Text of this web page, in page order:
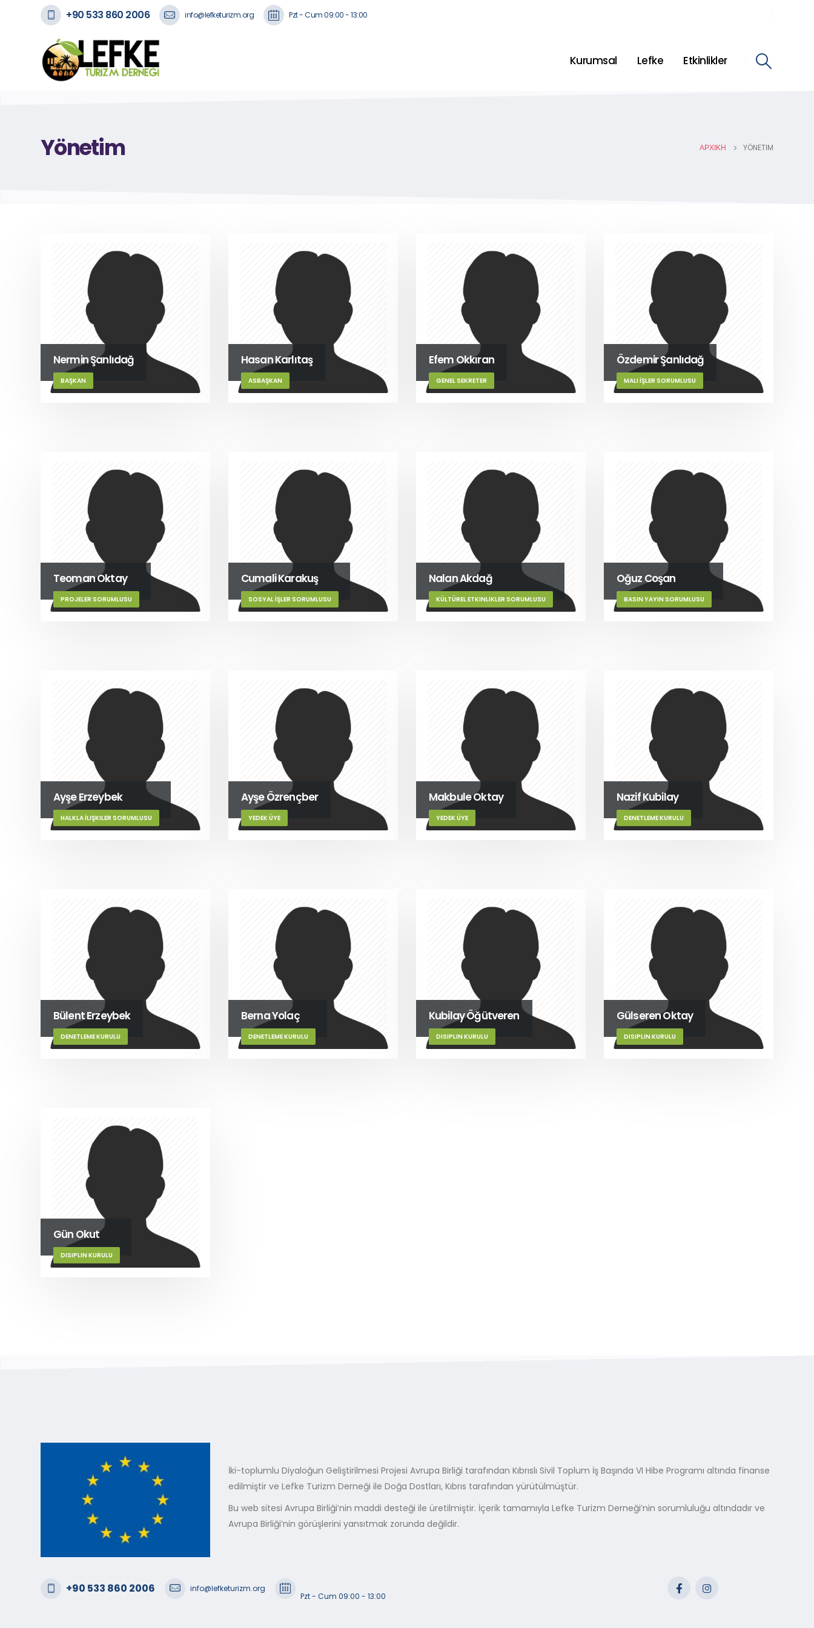
+90 533 860 2006 info@lefketurizm.org Pzt - Cum 09:00 - 13:00
Kurumsal Lefke Etkinlikler
Yönetim ΑΡΧΙΚΉ YÖNETIM
Nermin Şanlıdağ
BAŞKAN
Hasan Karlıtaş
ASBAŞKAN
Efem Okkıran
GENEL SEKRETER
Özdemir Şanlıdağ
MALI İŞLER SORUMLUSU
Teoman Oktay
PROJELER SORUMLUSU
Cumali Karakuş
SOSYAL İŞLER SORUMLUSU
Nalan Akdağ
KÜLTÜREL ETKINLIKLER SORUMLUSU
Oğuz Coşan
BASIN YAYIN SORUMLUSU
Ayşe Erzeybek
HALKLA İLIŞKILER SORUMLUSU
Ayşe Özrençber
YEDEK ÜYE
Makbule Oktay
YEDEK ÜYE
Nazif Kubilay
DENETLEME KURULU
Bülent Erzeybek
DENETLEME KURULU
Berna Yolaç
DENETLEME KURULU
Kubilay Öğütveren
DISIPLIN KURULU
Gülseren Oktay
DISIPLIN KURULU
Gün Okut
DISIPLIN KURULU
İki-toplumlu Diyaloğun Geliştirilmesi Projesi Avrupa Birliği tarafından Kıbrıslı Sivil Toplum İş Başında VI Hibe Programı altında finanse
edilmiştir ve Lefke Turizm Derneği ile Doğa Dostları, Kıbrıs tarafından yürütülmüştür.
Bu web sitesi Avrupa Birliği’nin maddi desteği ile üretilmiştir. İçerik tamamıyla Lefke Turizm Derneği’nin sorumluluğu altındadır ve
Avrupa Birliği’nin görüşlerini yansıtmak zorunda değildir.
+90 533 860 2006 info@lefketurizm.org
Pzt - Cum 09:00 - 13:00